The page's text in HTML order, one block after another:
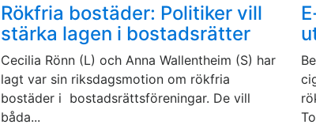
Rökfria bostäder: Politiker vill
stärka lagen i bostadsrätter
Cecilia Rönn (L) och Anna Wallentheim (S) har
lagt var sin riksdagsmotion om rökfria
bostäder i bostadsrättsföreningar. De vill
båda...